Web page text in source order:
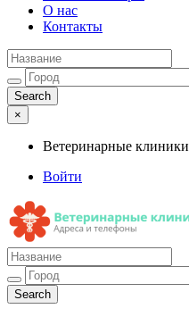
О нас
Контакты
×
Ветеринарные клиники
Войти
Ветеринарные клиники
Адреса и телефоны